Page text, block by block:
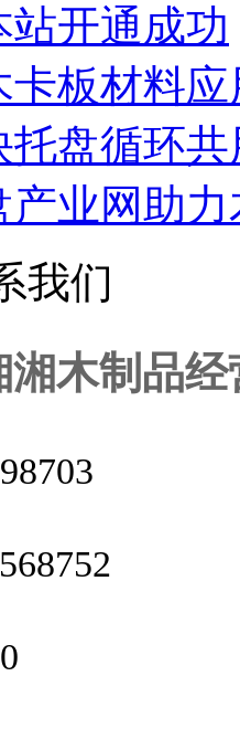
开通成功
卡板材料
托盘循环
产业网助
我们
木制品经